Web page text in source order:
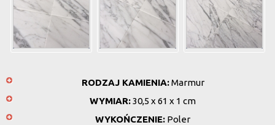
RODZAJ KAMIENIA:Marmur
WYMIAR:30,5 x 61 x 1 cm
WYKOŃCZENIE: Poler